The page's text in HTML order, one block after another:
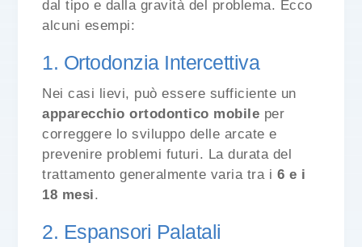
dal tipo e dalla gravità del problema. Ecco
alcuni esempi:
1. Ortodonzia Intercettiva
Nei casi lievi, può essere sufficiente un
apparecchio ortodontico mobile per
correggere lo sviluppo delle arcate e
prevenire problemi futuri. La durata del
trattamento generalmente varia tra i 6 e i
18 mesi.
2. Espansori Palatali